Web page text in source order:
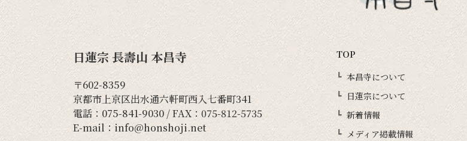
日蓮宗 長壽山 本昌寺
〒602-8359
京都市上京区出水通六軒町西入七番町341
電話： 075-841-9030/ FAX：075-812-5735
E-mail： info@honshoji.net
TOP
本昌寺について
日蓮宗について
新着情報
メディア掲載情報